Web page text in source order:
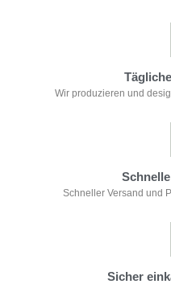
Wir produzieren und
Schneller Versand und
Sicher